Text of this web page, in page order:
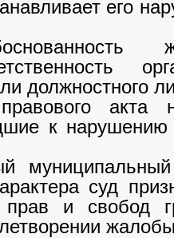
его
должностного
акта
к
суд
и свобод